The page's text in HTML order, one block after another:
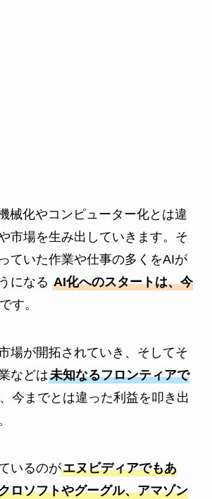
械化やコンピューター化とは違
市場を生み出していきます。そ
ていた作業や仕事の多くをAIが
になる AI化へのスタートは、今
す。
場が開拓されていき、そしてそ
などは未知なるフロンティアで
今までとは違った利益を叩き出
いるのがエヌビディアでもあ
ロソフトやグーグル、アマゾン